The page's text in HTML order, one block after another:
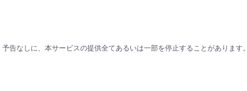
告なしに、本サービスの提供全てあるいは一部を停止することがあります。